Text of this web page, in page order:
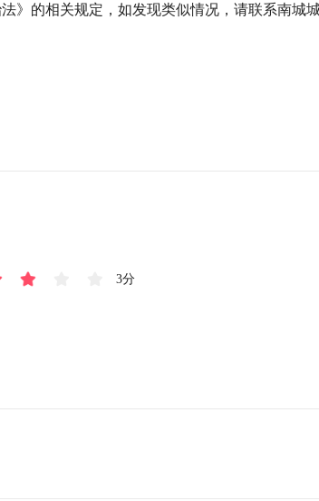
》的相关规定，如发现类似情况，请联系南
3分